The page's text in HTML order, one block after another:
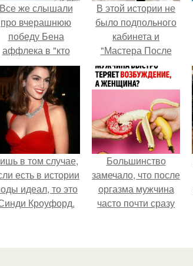
Все же слышали
про вчерашнюю
победу Бена
аффлека в "кто
хочет стать
миллионером?
В этой истории не
было подпольного
кабинета и
"Мастера После
Двухнедельных
Курсов".
в том случае,
есть в истории
идеал, то это
Кроуфорд.
Большинство
замечало, что после
оргазма мужчина
часто почти сразу
как женщина может